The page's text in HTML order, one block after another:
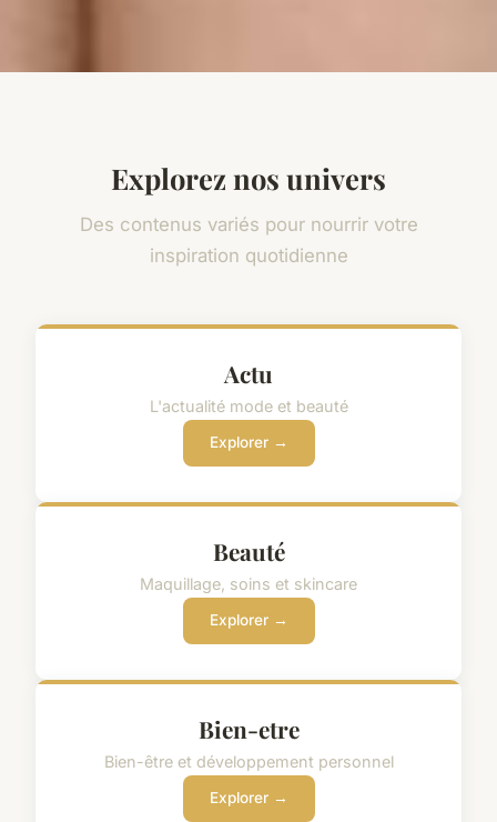
Explorez nos univers
Des contenus variés pour nourrir votre
inspiration quotidienne
Actu
L'actualité mode et beauté
Explorer →
Beauté
Maquillage, soins et skincare
Explorer →
Bien-etre
Bien-être et développement personnel
Explorer →